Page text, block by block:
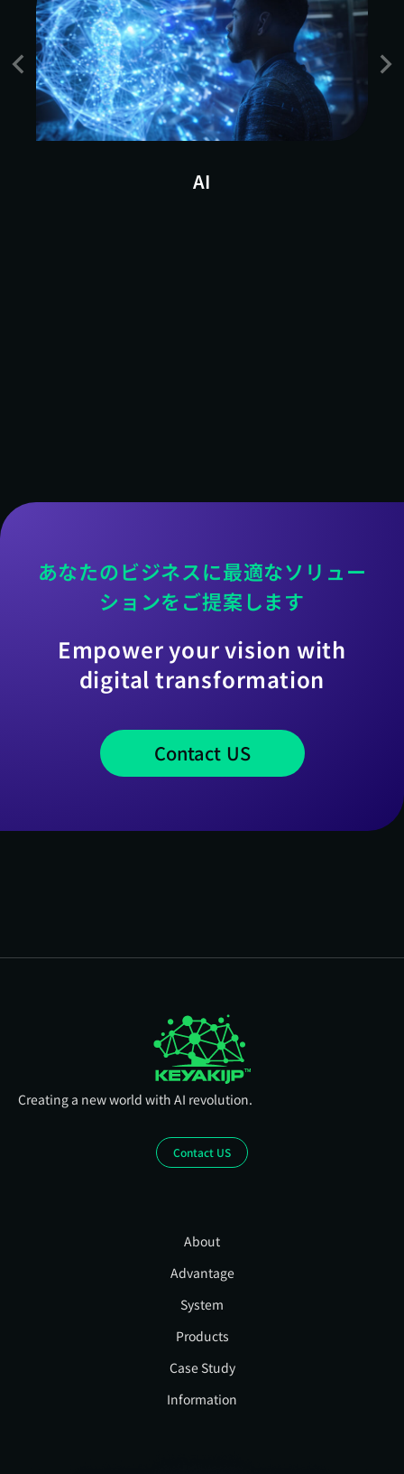
AI
あなたのビジネスに最適なソリュー
ションをご提案します
Empower your vision with
digital transformation
Contact US
Creating a new world with AI revolution.
Contact US
About
Advantage
System
Products
Case Study
Information